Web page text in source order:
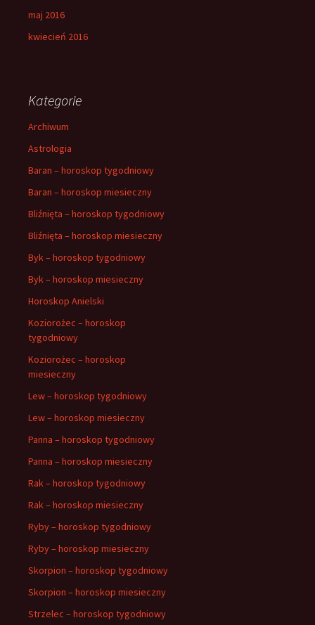
maj 2016
kwiecień 2016
Kategorie
Archiwum
Astrologia
Baran – horoskop tygodniowy
Baran – horoskop miesieczny
Bliźnięta – horoskop tygodniowy
Bliźnięta – horoskop miesieczny
Byk – horoskop tygodniowy
Byk – horoskop miesieczny
Horoskop Anielski
Koziorożec – horoskop
tygodniowy
Koziorożec – horoskop
miesieczny
Lew – horoskop tygodniowy
Lew – horoskop miesieczny
Panna – horoskop tygodniowy
Panna – horoskop miesieczny
Rak – horoskop tygodniowy
Rak – horoskop miesieczny
Ryby – horoskop tygodniowy
Ryby – horoskop miesieczny
Skorpion – horoskop tygodniowy
Skorpion – horoskop miesieczny
Strzelec – horoskop tygodniowy